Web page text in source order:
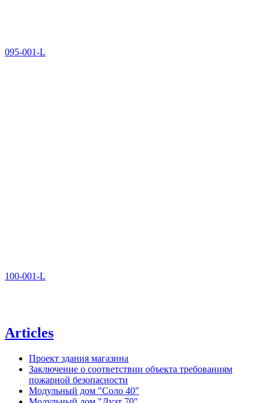
095-001-L
100-001-L
Articles
Проект здания магазина
Заключение о соответствии объекта требованиям
пожарной безопасности
Модульный дом "Соло 40"